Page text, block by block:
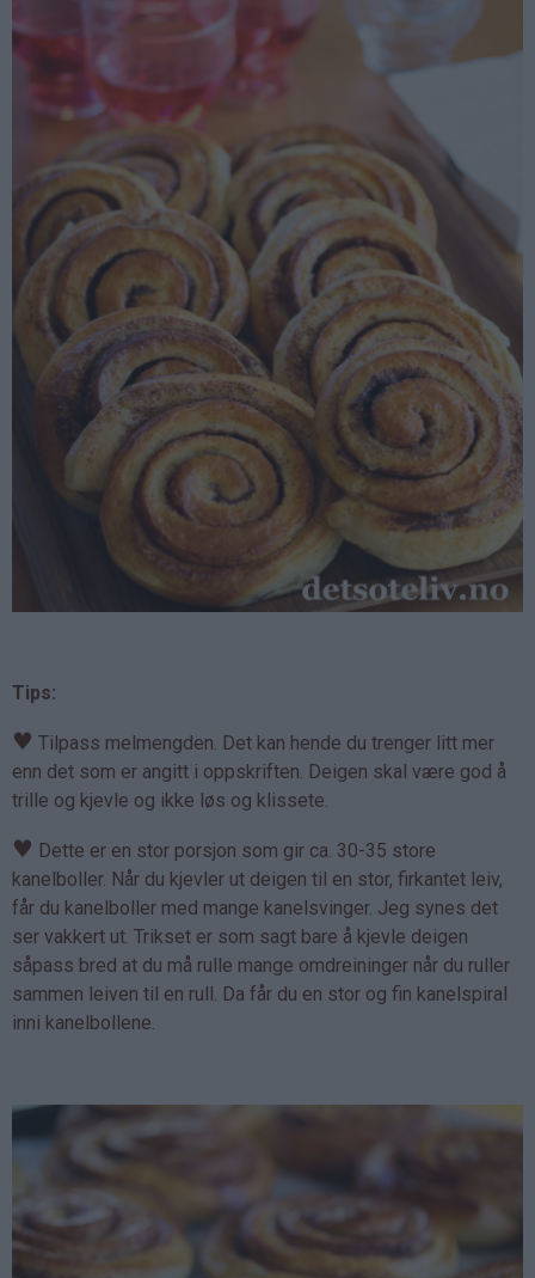
Tips:
♥ Tilpass melmengden. Det kan hende du trenger litt mer
enn det som er angitt i oppskriften. Deigen skal være god å
trille og kjevle og ikke løs og klissete.
♥ Dette er en stor porsjon som gir ca. 30-35 store
kanelboller. Når du kjevler ut deigen til en stor, firkantet leiv,
får du kanelboller med mange kanelsvinger. Jeg synes det
ser vakkert ut. Trikset er som sagt bare å kjevle deigen
såpass bred at du må rulle mange omdreininger når du ruller
sammen leiven til en rull. Da får du en stor og fin kanelspiral
inni kanelbollene.